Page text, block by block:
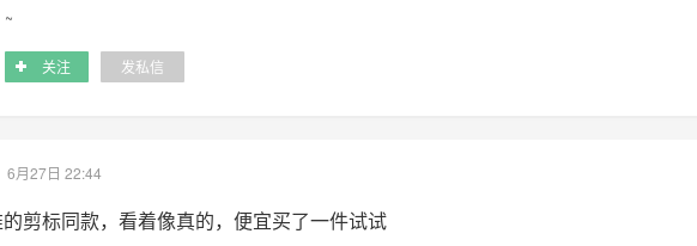
~
关注 发私信
6月27日 22:44
剪标同款，看着像真的，便宜买了一件试试